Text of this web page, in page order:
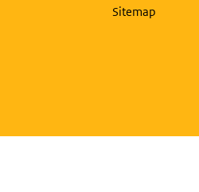
Sitemap